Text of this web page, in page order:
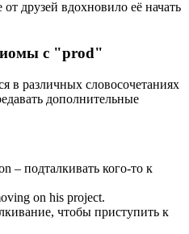
друзей вдохновило её начать
с "prod"
в различных словосочетаниях
дополнительные
– подталкивать кого-то к
on his project.
чтобы приступить к